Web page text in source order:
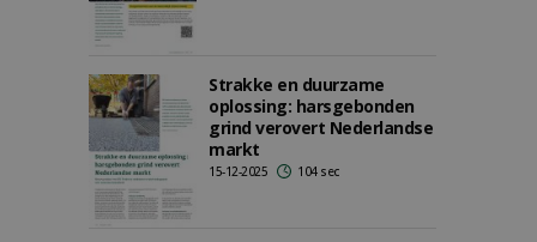
Strakke en duurzame
oplossing: harsgebonden
grind verovert Nederlandse
markt
15-12-2025 104 sec